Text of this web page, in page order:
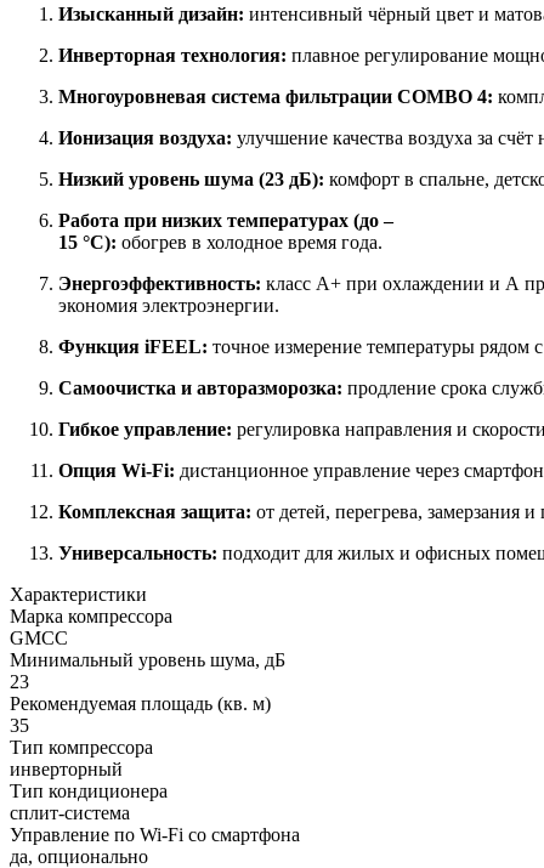
Изысканный дизайн: интенсивный чёрный цвет и
Инверторная технология: плавное регулирование
Многоуровневая система фильтрации COMBO 4:
Ионизация воздуха: улучшение качества воздуха за
Низкий уровень шума (23 дБ): комфорт в спальне,
Работа при низких температурах (до –
15 °C): обогрев в холодное время года.
Энергоэффективность: класс A+ при охлаждении и A
экономия электроэнергии.
Функция iFEEL: точное измерение температуры рядом
Самоочистка и авторазморозка: продление срока
Гибкое управление: регулировка направления и
Опция Wi‑Fi: дистанционное управление через
Комплексная защита: от детей, перегрева, замерзания
Универсальность: подходит для жилых и офисных
Характеристики
Марка компрессора
GMCC
Минимальный уровень шума, дБ
23
Рекомендуемая площадь (кв. м)
35
Тип компрессора
инверторный
Тип кондиционера
сплит-система
Управление по Wi-Fi со смартфона
да, опционально